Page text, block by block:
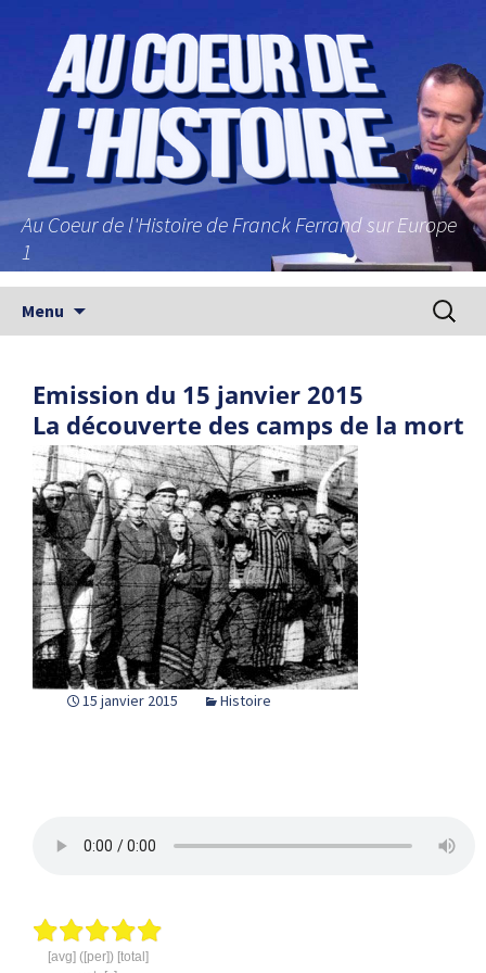
Au Coeur de l'Histoire de Franck Ferrand sur Europe
1
Menu
Emission du 15 janvier 2015
La découverte des camps de la mort
15 janvier 2015 Histoire
[avg] ([per]) [total]